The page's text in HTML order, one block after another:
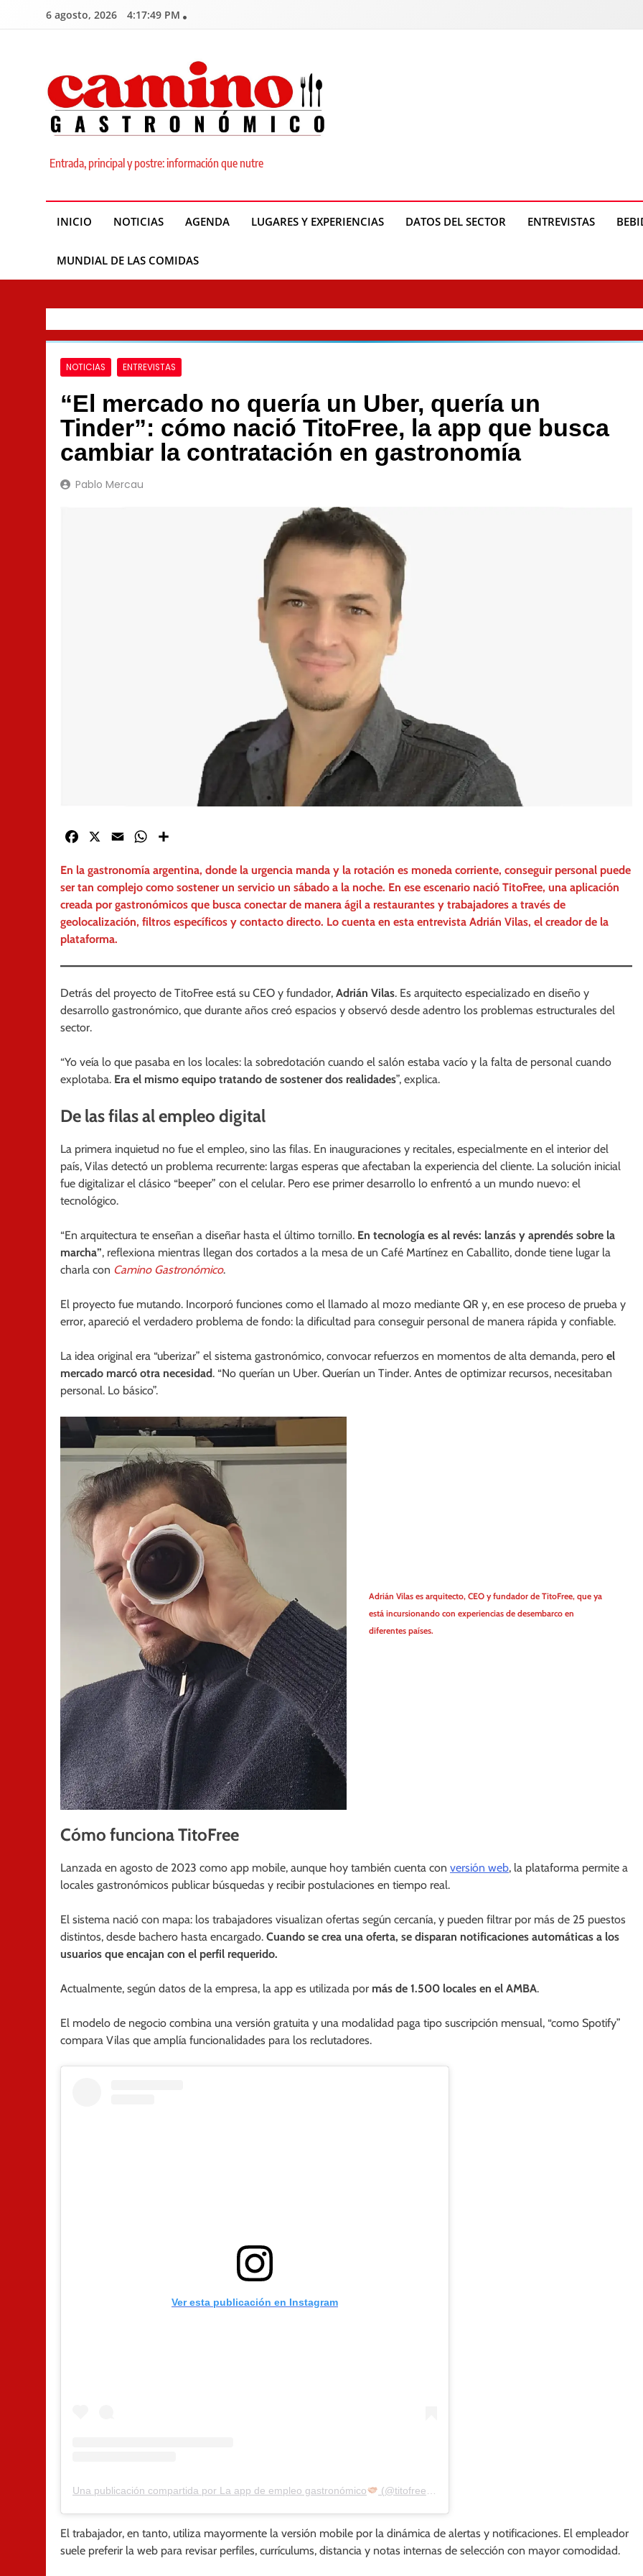
6 agosto, 2026 4:17:50 PM
Camino Gastronómico
Entrada, principal y postre: información que nutre
INICIO NOTICIAS AGENDA LUGARES Y EXPERIENCIAS DATOS DEL SECTOR ENTREVISTAS
MUNDIAL DE LAS COMIDAS
NOTICIAS ENTREVISTAS
“El mercado no quería un Uber, quería un
Tinder”: cómo nació TitoFree, la app que busca
cambiar la contratación en gastronomía
Pablo Mercau
Facebook Email WhatsApp
En la gastronomía argentina, donde la urgencia manda y la rotación es moneda corriente, conseguir personal puede
ser tan complejo como sostener un servicio un sábado a la noche. En ese escenario nació TitoFree, una aplicación
creada por gastronómicos que busca conectar de manera ágil a restaurantes y trabajadores a través de
geolocalización, filtros específicos y contacto directo. Lo cuenta en esta entrevista Adrián Vilas, el creador de la
plataforma.
Detrás del proyecto de TitoFree está su CEO y fundador, Adrián Vilas. Es arquitecto especializado en diseño y
desarrollo gastronómico, que durante años creó espacios y observó desde adentro los problemas estructurales del
sector.
“Yo veía lo que pasaba en los locales: la sobredotación cuando el salón estaba vacío y la falta de personal cuando
explotaba. Era el mismo equipo tratando de sostener dos realidades”, explica.
De las filas al empleo digital
La primera inquietud no fue el empleo, sino las filas. En inauguraciones y recitales, especialmente en el interior del
país, Vilas detectó un problema recurrente: largas esperas que afectaban la experiencia del cliente. La solución inicial
fue digitalizar el clásico “beeper” con el celular. Pero ese primer desarrollo lo enfrentó a un mundo nuevo: el
tecnológico.
“En arquitectura te enseñan a diseñar hasta el último tornillo. En tecnología es al revés: lanzás y aprendés sobre la
marcha”, reflexiona mientras llegan dos cortados a la mesa de un Café Martínez en Caballito, donde tiene lugar la
charla con Camino Gastronómico.
El proyecto fue mutando. Incorporó funciones como el llamado al mozo mediante QR y, en ese proceso de prueba y
error, apareció el verdadero problema de fondo: la dificultad para conseguir personal de manera rápida y confiable.
La idea original era “uberizar” el sistema gastronómico, convocar refuerzos en momentos de alta demanda, pero el
mercado marcó otra necesidad. “No querían un Uber. Querían un Tinder. Antes de optimizar recursos, necesitaban
personal. Lo básico”.
Adrián Vilas es arquitecto, CEO y fundador de TitoFree, que ya
está incursionando con experiencias de desembarco en
diferentes países.
Cómo funciona TitoFree
Lanzada en agosto de 2023 como app mobile, aunque hoy también cuenta con versión web, la plataforma permite a
locales gastronómicos publicar búsquedas y recibir postulaciones en tiempo real.
El sistema nació con mapa: los trabajadores visualizan ofertas según cercanía, y pueden filtrar por más de 25 puestos
distintos, desde bachero hasta encargado. Cuando se crea una oferta, se disparan notificaciones automáticas a los
usuarios que encajan con el perfil requerido.
Actualmente, según datos de la empresa, la app es utilizada por más de 1.500 locales en el AMBA.
El modelo de negocio combina una versión gratuita y una modalidad paga tipo suscripción mensual, “como Spotify”
compara Vilas que amplía funcionalidades para los reclutadores.
Ver esta publicación en Instagram
Una publicación compartida por La app de empleo gastronómico (@titofree.ok)
El trabajador, en tanto, utiliza mayormente la versión mobile por la dinámica de alertas y notificaciones. El empleador
suele preferir la web para revisar perfiles, currículums, distancia y notas internas de selección con mayor comodidad.